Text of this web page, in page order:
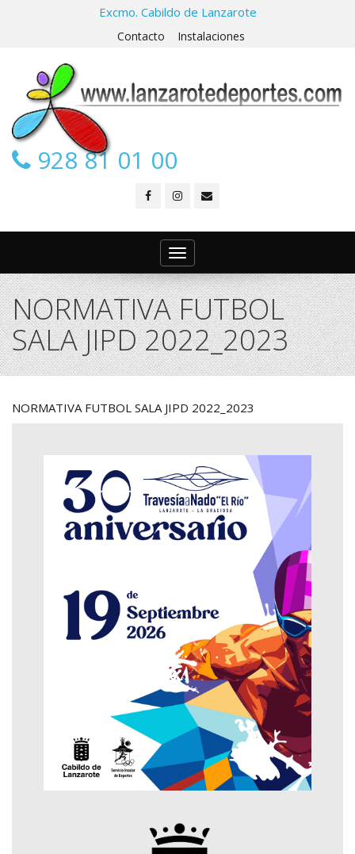
Excmo. Cabildo de Lanzarote
Contacto Instalaciones
928 81 01 00
Toggle
navigation
NORMATIVA FUTBOL
SALA JIPD 2022_2023
NORMATIVA FUTBOL SALA JIPD 2022_2023